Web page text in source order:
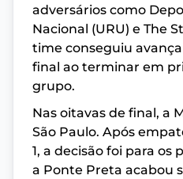
adversários como
Nacional (URU) e The
time conseguiu
final ao terminar em
grupo.
Nas oitavas de final, a
São Paulo. Após
1, a decisão foi para os
a Ponte Preta acabou